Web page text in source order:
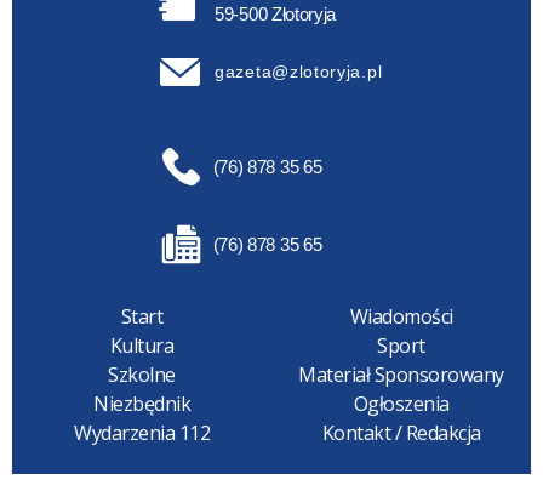
59-500 Złotoryja
gazeta@zlotoryja.pl
(76) 878 35 65
(76) 878 35 65
Start
Wiadomości
Kultura
Sport
Szkolne
Materiał Sponsorowany
Niezbędnik
Ogłoszenia
Wydarzenia 112
Kontakt / Redakcja